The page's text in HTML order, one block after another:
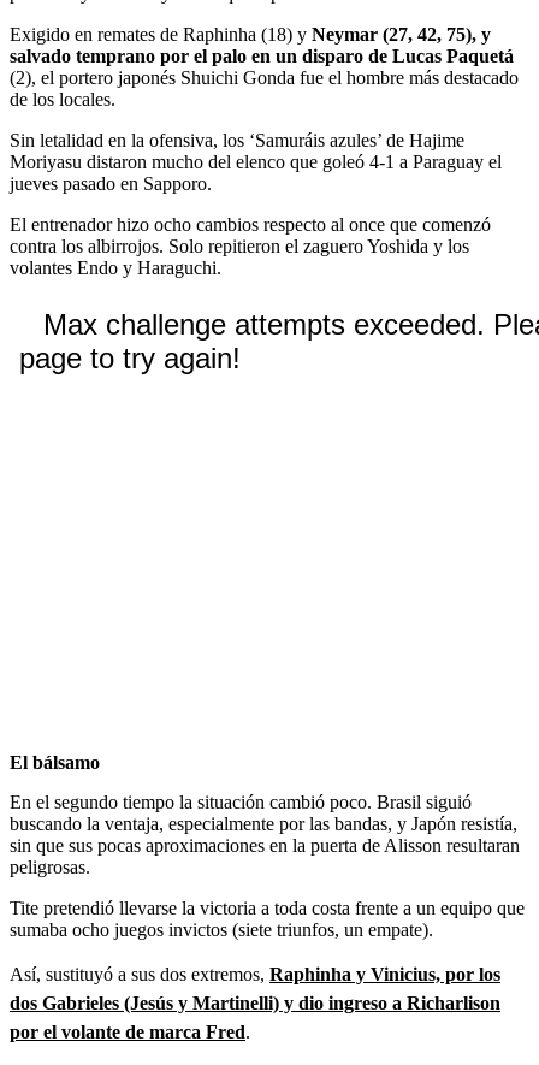
Exigido en remates de Raphinha (18) y Neymar (27, 42, 75), y
salvado temprano por el palo en un disparo de Lucas Paquetá
(2), el portero japonés Shuichi Gonda fue el hombre más destacado
de los locales.
Sin letalidad en la ofensiva, los ‘Samuráis azules’ de Hajime
Moriyasu distaron mucho del elenco que goleó 4-1 a Paraguay el
jueves pasado en Sapporo.
El entrenador hizo ocho cambios respecto al once que comenzó
contra los albirrojos. Solo repitieron el zaguero Yoshida y los
volantes Endo y Haraguchi.
El bálsamo
En el segundo tiempo la situación cambió poco. Brasil siguió
buscando la ventaja, especialmente por las bandas, y Japón resistía,
sin que sus pocas aproximaciones en la puerta de Alisson resultaran
peligrosas.
Tite pretendió llevarse la victoria a toda costa frente a un equipo que
sumaba ocho juegos invictos (siete triunfos, un empate).
Así, sustituyó a sus dos extremos, Raphinha y Vinicius, por los
dos Gabrieles (Jesús y Martinelli) y dio ingreso a Richarlison
por el volante de marca Fred.